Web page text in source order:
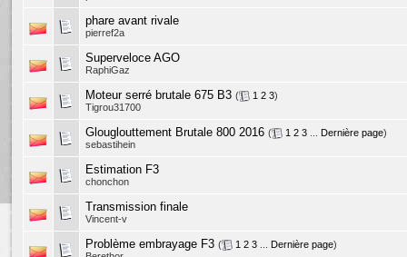
phare avant rivale
pierref2a
Superveloce AGO
RaphiGaz
Moteur serré brutale 675 B3 ( 1 2 3)
Tigrou31700
Glouglouttement Brutale 800 2016 ( 1 2 3 Dernière page)
sebastihein
Estimation F3
chonchon
Transmission finale
Vincent-v
Problème embrayage F3 ( 1 2 3 Dernière page)